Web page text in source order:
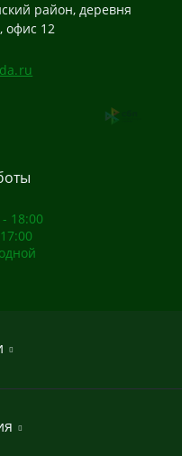
район, деревня
офис 12
комплексы
18:00